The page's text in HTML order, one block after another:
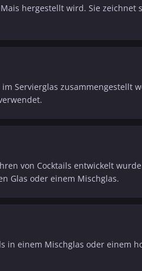
hergestellt wird. Sie
Servierglas zusammengestellt
von Cocktails entwickelt
Glas oder einem Mischglas.
in einem Mischglas oder einem